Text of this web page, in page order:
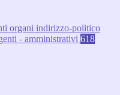
organi indirizzo-politico
- amministrativi 618